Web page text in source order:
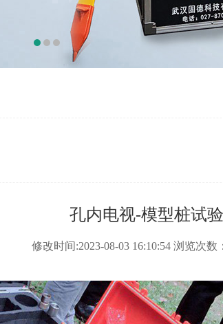
孔内电视-模型桩试验
修改时间:2023-08-03 16:10:54 浏览次数